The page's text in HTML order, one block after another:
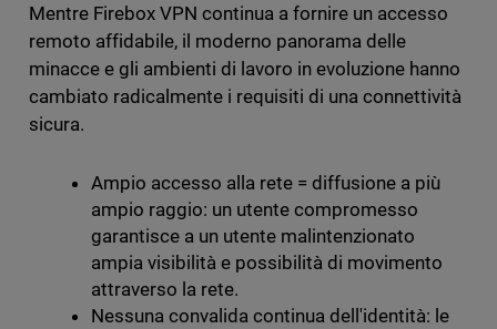
Mentre Firebox VPN continua a fornire un accesso
remoto affidabile, il moderno panorama delle
minacce e gli ambienti di lavoro in evoluzione hanno
cambiato radicalmente i requisiti di una connettività
sicura.
Ampio accesso alla rete = diffusione a più
ampio raggio: un utente compromesso
garantisce a un utente malintenzionato
ampia visibilità e possibilità di movimento
attraverso la rete.
Nessuna convalida continua dell'identità: le